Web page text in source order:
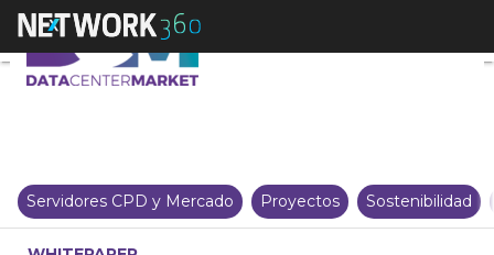
Inteligencia Artificial en
Servidores CPD y Mercado Proyectos Sostenibilidad